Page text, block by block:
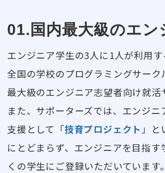
01.国内最大級のエ
エンジニア学生の3人に1人が利用す
全国の学校のプログラミングサー
最大級のエンジニア志望者向け就活
また、サポーターズでは、エンジ
支援として「技育プロジェクト 」
にとどまらず、エンジニアを目指
くの学生にご登録いただいています。